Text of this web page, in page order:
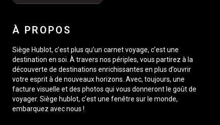
À PROPOS
Siège Hublot, c’est plus qu’un carnet voyage, c’est une
destination en soi. À travers nos périples, vous partirez à la
découverte de destinations enrichissantes en plus d’ouvrir
votre esprit à de nouveaux horizons. Avec, toujours, une
facture visuelle et des photos qui vous donneront le goût de
voyager. Siège hublot, c’est une fenêtre sur le monde,
embarquez avec nous !